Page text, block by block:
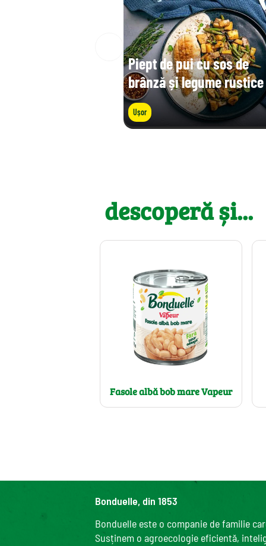
Piept de pui cu sos de
brânză și legume rustice
Ușor
descoperă și...
Fasole albă bob mare Vapeur
Bonduelle, din 1853
Bonduelle este o companie de familie
Susținem o agroecologie eficientă,